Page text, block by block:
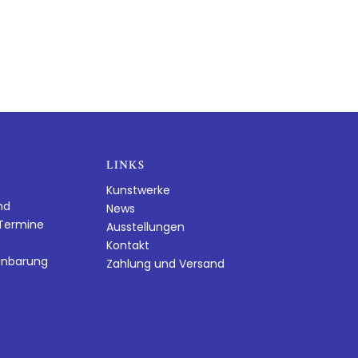
LINKS
Kunstwerke
News
Ausstellungen
Kontakt
Zahlung und Versand